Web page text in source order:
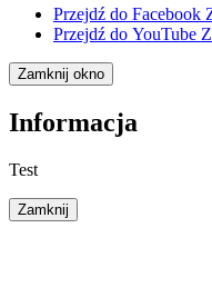
Przejdź do Facebook
Przejdź do YouTube
Zamknij okno
Informacja
Test
Zamknij